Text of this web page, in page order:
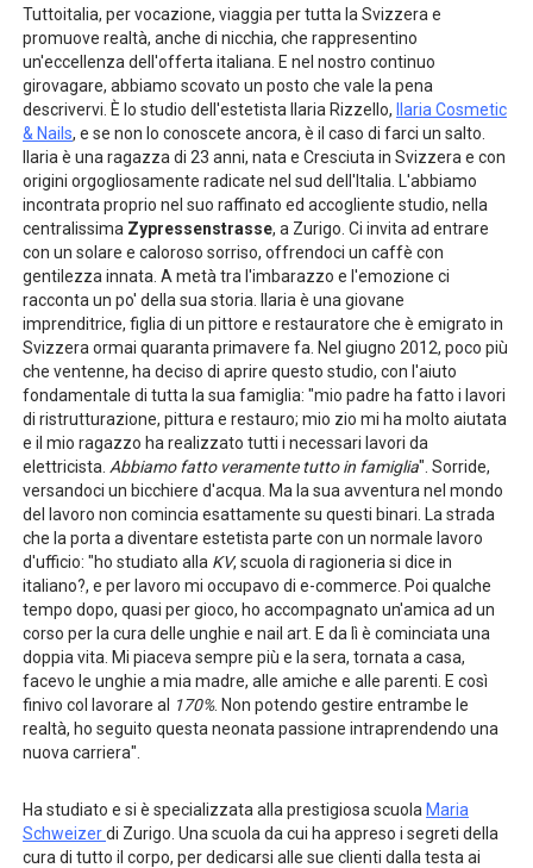
Tuttoitalia, per vocazione, viaggia per tutta la Svizzera e
promuove realtà, anche di nicchia, che rappresentino
un'eccellenza dell'offerta italiana. E nel nostro continuo
girovagare, abbiamo scovato un posto che vale la pena
descrivervi. È lo studio dell'estetista Ilaria Rizzello,
Ilaria Cosmetic
& Nails, e se non lo conoscete ancora, è il caso di farci un salto.
Ilaria è una ragazza di 23 anni, nata e Cresciuta in Svizzera e con
origini orgogliosamente radicate nel sud dell'Italia. L'abbiamo
incontrata proprio nel suo raffinato ed accogliente studio, nella
centralissima Zypressenstrasse, a Zurigo. Ci invita ad entrare
con un solare e caloroso sorriso, offrendoci un caffè con
gentilezza innata. A metà tra l'imbarazzo e l'emozione ci
racconta un po' della sua storia. Ilaria è una giovane
imprenditrice, figlia di un pittore e restauratore che è emigrato in
Svizzera ormai quaranta primavere fa. Nel giugno 2012, poco più
che ventenne, ha deciso di aprire questo studio, con l'aiuto
fondamentale di tutta la sua famiglia: "mio padre ha fatto i lavori
di ristrutturazione, pittura e restauro; mio zio mi ha molto aiutata
e il mio ragazzo ha realizzato tutti i necessari lavori da
elettricista. Abbiamo fatto veramente tutto in famiglia". Sorride,
versandoci un bicchiere d'acqua. Ma la sua avventura nel mondo
del lavoro non comincia esattamente su questi binari. La strada
che la porta a diventare estetista parte con un normale lavoro
d'ufficio: "ho studiato alla KV, scuola di ragioneria si dice in
italiano?, e per lavoro mi occupavo di e-commerce. Poi qualche
tempo dopo, quasi per gioco, ho accompagnato un'amica ad un
corso per la cura delle unghie e nail art. E da lì è cominciata una
doppia vita. Mi piaceva sempre più e la sera, tornata a casa,
facevo le unghie a mia madre, alle amiche e alle parenti. E così
finivo col lavorare al
170%. Non potendo gestire entrambe le
realtà, ho seguito questa neonata passione intraprendendo una
nuova carriera".
Ha studiato e si è specializzata alla prestigiosa scuola Maria
Schweizerdi Zurigo. Una scuola da cui ha appreso i segreti della
cura di tutto il corpo, per dedicarsi alle sue clienti dalla testa ai